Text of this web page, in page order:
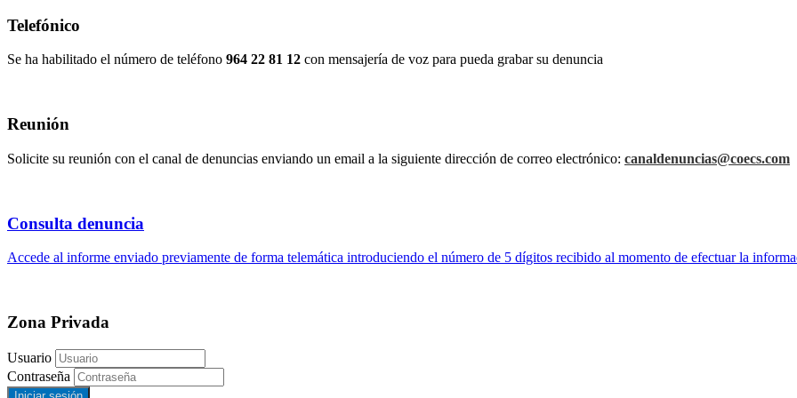
Telefónico
Se ha habilitado el número de teléfono 964 22 81 12 con mensajería de voz para pueda grabar su denuncia
Reunión
Solicite su reunión con el canal de denuncias enviando un email a la siguiente dirección de correo electrónico: canaldenuncias@coecs.com
Consulta denuncia
Accede al informe enviado previamente de forma telemática introduciendo el número de 5 dígitos recibido al momento de efectuar la
Zona Privada
Usuario
Contraseña